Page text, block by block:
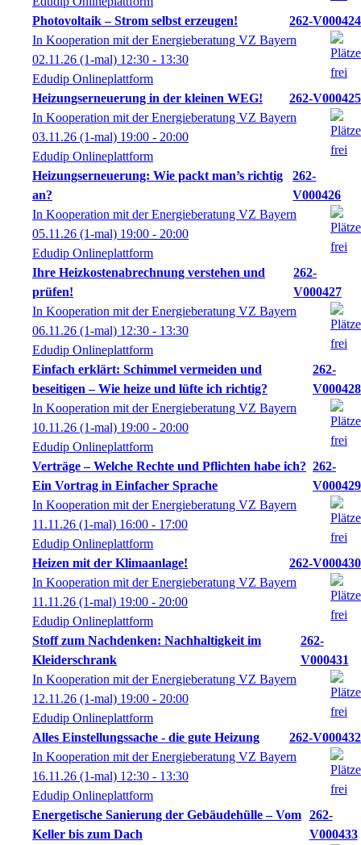
Photovoltaik – Strom selbst erzeugen!
262-V000424
In Kooperation mit der Energieberatung VZ Bayern
02.11.26 (1-mal) 12:30 - 13:30
Edudip Onlineplattform
Heizungserneuerung in der kleinen WEG!
262-V000425
In Kooperation mit der Energieberatung VZ Bayern
03.11.26 (1-mal) 19:00 - 20:00
Edudip Onlineplattform
Heizungserneuerung: Wie packt man’s richtig
an?
262-
V000426
In Kooperation mit der Energieberatung VZ Bayern
05.11.26 (1-mal) 19:00 - 20:00
Edudip Onlineplattform
Ihre Heizkostenabrechnung verstehen und
prüfen!
262-
V000427
In Kooperation mit der Energieberatung VZ Bayern
06.11.26 (1-mal) 12:30 - 13:30
Edudip Onlineplattform
Einfach erklärt: Schimmel vermeiden und
beseitigen – Wie heize und lüfte ich richtig?
262-
V000428
In Kooperation mit der Energieberatung VZ Bayern
10.11.26 (1-mal) 19:00 - 20:00
Edudip Onlineplattform
Verträge – Welche Rechte und Pflichten habe ich?
Ein Vortrag in Einfacher Sprache
262-
V000429
In Kooperation mit der Energieberatung VZ Bayern
11.11.26 (1-mal) 16:00 - 17:00
Edudip Onlineplattform
Heizen mit der Klimaanlage!
262-V000430
In Kooperation mit der Energieberatung VZ Bayern
11.11.26 (1-mal) 19:00 - 20:00
Edudip Onlineplattform
Stoff zum Nachdenken: Nachhaltigkeit im
Kleiderschrank
262-
V000431
In Kooperation mit der Energieberatung VZ Bayern
12.11.26 (1-mal) 19:00 - 20:00
Edudip Onlineplattform
Alles Einstellungssache - die gute Heizung
262-V000432
In Kooperation mit der Energieberatung VZ Bayern
16.11.26 (1-mal) 12:30 - 13:30
Edudip Onlineplattform
Energetische Sanierung der Gebäudehülle – Vom
Keller bis zum Dach
262-
V000433